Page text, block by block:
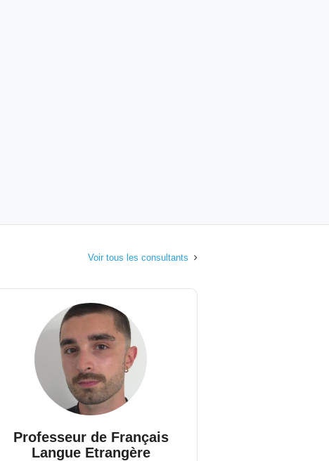
Voir tous les consultants
Professeur de Français
Langue Etrangère